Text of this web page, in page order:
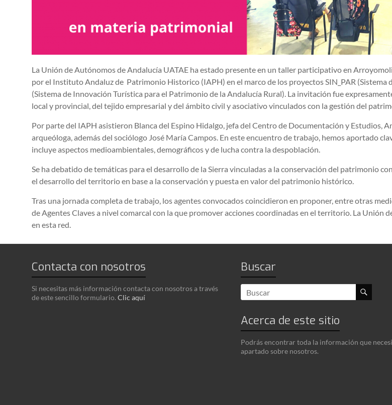
La Unión de Autónomos de Andalucía UATAE ha estado presente en un taller participativo en
por el Instituto Andaluz de Patrimonio Historico (IAPH) en el marco de los proyectos SIN_PAR (Sistema
(Sistema de Innovación Turística para el Patrimonio de la Andalucía Rural). La invitación fue
local y provincial, del tejido empresarial y del ámbito civil y asociativo vinculados con la gestión del
Por parte del IAPH asistieron Blanca del Espino Hidalgo, jefa del Centro de Documentación y Estudios,
arqueóloga, además del sociólogo José María Campos. En este encuentro de trabajo, hemos aportado
incluye aspectos medioambientales, demográficos y de lucha contra la despoblación.
Se ha debatido de temáticas para el desarrollo de la Sierra vinculadas a la conservación del patrimonio
el desarrollo del territorio en base a la conservación y puesta en valor del patrimonio histórico.
Tras una jornada completa de trabajo, los agentes convocados coincidieron en proponer, entre otras
de Agentes Claves a nivel comarcal con la que promover acciones coordinadas en el territorio. La
en esta red.
Contacta con nosotros
Si necesitas más información contacta con nosotros a través
de este sencillo formulario. Clic aquí
Buscar
Acerca de este sitio
Podrás encontrar toda la información que
apartado sobre nosotros.